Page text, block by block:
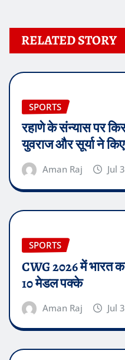
RELATED STORY
SPORTS
रहाणे के संन्यास पर
युवराज और सूर्या ने
Aman Raj Jul
SPORTS
CWG 2026 में भारत
10 मेडल पक्के
Aman Raj Jul